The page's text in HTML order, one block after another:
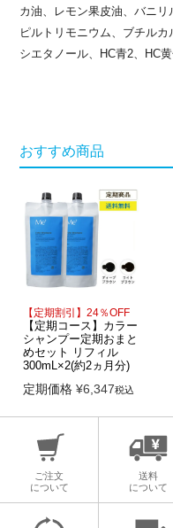
カ油、レモン果皮油、バニ
ピルトリモニウム、ブチル
シエタノール、HC青2、HC
おすすめ商品
【定期割引】24％OFF
【定期コース】カラー
シャンプー定期おまと
めセット リフィル
300mL×2(約2ヵ月分)
定期価格 ¥6,347税込
ご注文
について
送料
について